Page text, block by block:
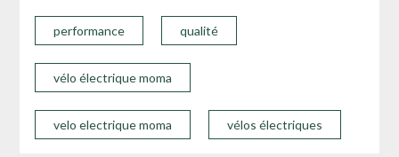
performance qualité
vélo électrique moma
velo electrique moma vélos électriques